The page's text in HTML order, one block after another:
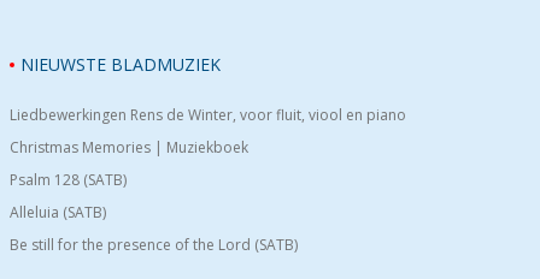
NIEUWSTE BLADMUZIEK
Liedbewerkingen Rens de Winter, voor fluit, viool en piano
Christmas Memories | Muziekboek
Psalm 128 (SATB)
Alleluia (SATB)
Be still for the presence of the Lord (SATB)